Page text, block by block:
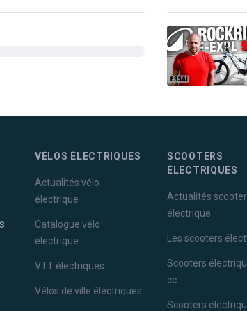
VÉLOS ÉLECTRIQUES
Actualités vélo
électrique
Catalogue vélo
électrique
VTT électriques
Vélos de ville électriques
SCOOTERS
ÉLECTRIQUES
Actualités scooter
électrique
Les scooters
Scooters
cc
Scooters